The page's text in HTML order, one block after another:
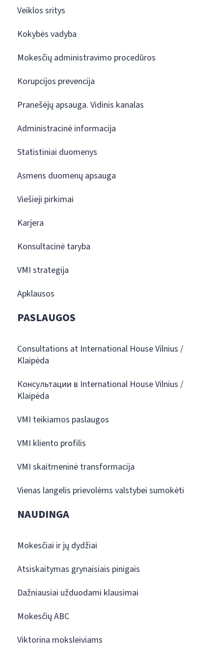
Veiklos sritys
Kokybės vadyba
Mokesčių administravimo procedūros
Korupcijos prevencija
Pranešėjų apsauga. Vidinis kanalas
Administracinė informacija
Statistiniai duomenys
Asmens duomenų apsauga
Viešieji pirkimai
Karjera
Konsultacinė taryba
VMI strategija
Apklausos
PASLAUGOS
Consultations at International House Vilnius /
Klaipėda
Консультации в International House Vilnius /
Klaipėda
VMI teikiamos paslaugos
VMI kliento profilis
VMI skaitmeninė transformacija
Vienas langelis prievolėms valstybei sumokėti
NAUDINGA
Mokesčiai ir jų dydžiai
Atsiskaitymas grynaisiais pinigais
Dažniausiai užduodami klausimai
Mokesčių ABC
Viktorina moksleiviams